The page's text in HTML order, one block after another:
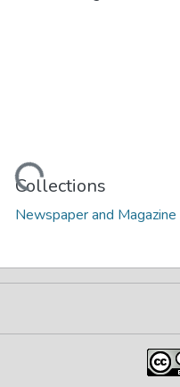
Loading...
Collections
Newspaper and